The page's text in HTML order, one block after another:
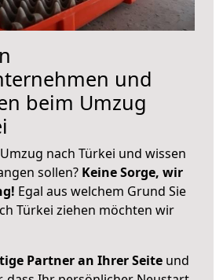
und
beim Umzug
nach Türkei und wissen
sollen? Keine Sorge, wir
Egal aus welchem Grund Sie
Türkei ziehen möchten wir
Partner an Ihrer Seite und